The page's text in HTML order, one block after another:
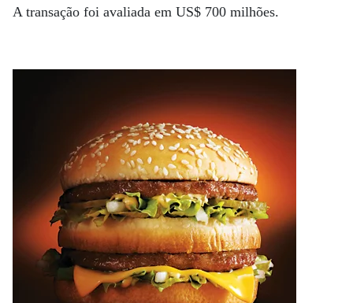
A transação foi avaliada em US$ 700 milhões.